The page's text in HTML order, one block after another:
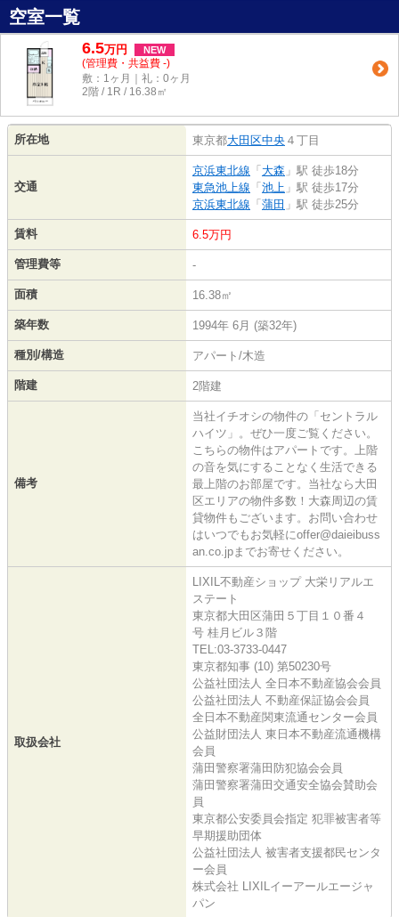
空室一覧
6.5万円 NEW
(管理費・共益費 -)
敷：1ヶ月｜礼：0ヶ月
2階 / 1R / 16.38㎡
所在地 東京都大田区中央 ４丁目
交通
京浜東北線 「 大森 」駅 徒歩18分
東急池上線 「 池上 」駅 徒歩17分
京浜東北線 「 蒲田 」駅 徒歩25分
賃料 6.5万円
管理費等 -
面積 16.38㎡
築年数 1994年 6月 (築32年)
種別/構造 アパート/木造
階建 2階建
備考
当社イチオシの物件の「セントラル
ハイツ」。ぜひ一度ご覧ください。
こちらの物件はアパートです。上階
の音を気にすることなく生活できる
最上階のお部屋です。当社なら大田
区エリアの物件多数！大森周辺の賃
貸物件もございます。お問い合わせ
はいつでもお気軽にoffer@daieibuss
an.co.jpまでお寄せください。
取扱会社
LIXIL不動産ショップ 大栄リアルエ
ステート
東京都大田区蒲田５丁目１０番４
号 桂月ビル３階
TEL:03-3733-0447
東京都知事 (10) 第50230号
公益社団法人 全日本不動産協会会員
公益社団法人 不動産保証協会会員
全日本不動産関東流通センター会員
公益財団法人 東日本不動産流通機構
会員
蒲田警察署蒲田防犯協会会員
蒲田警察署蒲田交通安全協会賛助会
員
東京都公安委員会指定 犯罪被害者等
早期援助団体
公益社団法人 被害者支援都民センタ
ー会員
株式会社 LIXILイーアールエージャ
パン